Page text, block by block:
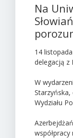
Na
14
delegacją z
W
Starzyńska,
Wydziału